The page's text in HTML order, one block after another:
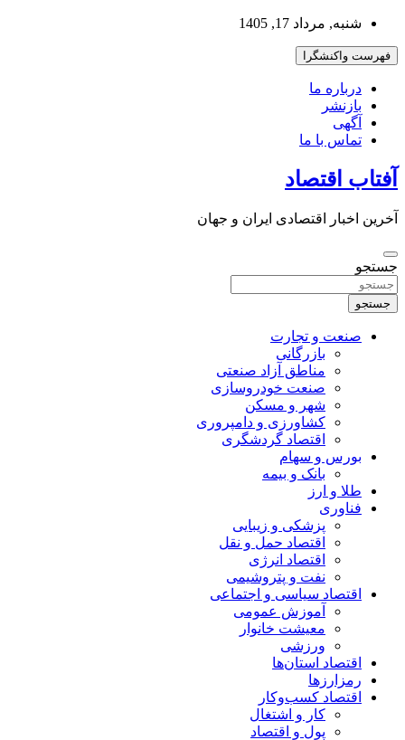
بروید
شنبه, مرداد 17, 1405
فهرست واکنشگرا
درباره ما
بازنشر
آگهی
تماس با ما
آفتاب اقتصاد
آخرین اخبار اقتصادی ایران و جهان
جستجو
جستجو
صنعت و تجارت
بازرگانی
مناطق آزاد صنعتی
صنعت خودروسازی
شهر و مسکن
کشاورزی و دامپروری
اقتصاد گردشگری
بورس و سهام
بانک و بیمه
طلا و ارز
فناوری
پزشکی و زیبایی
اقتصاد حمل و نقل
اقتصاد انرژی
نفت و پتروشیمی
اقتصاد سیاسی و اجتماعی
آموزش عمومی
معیشت خانوار
ورزشی
اقتصاد استان‌ها
رمزارزها
اقتصاد کسب‌و‌کار
کار و اشتغال
پول و اقتصاد